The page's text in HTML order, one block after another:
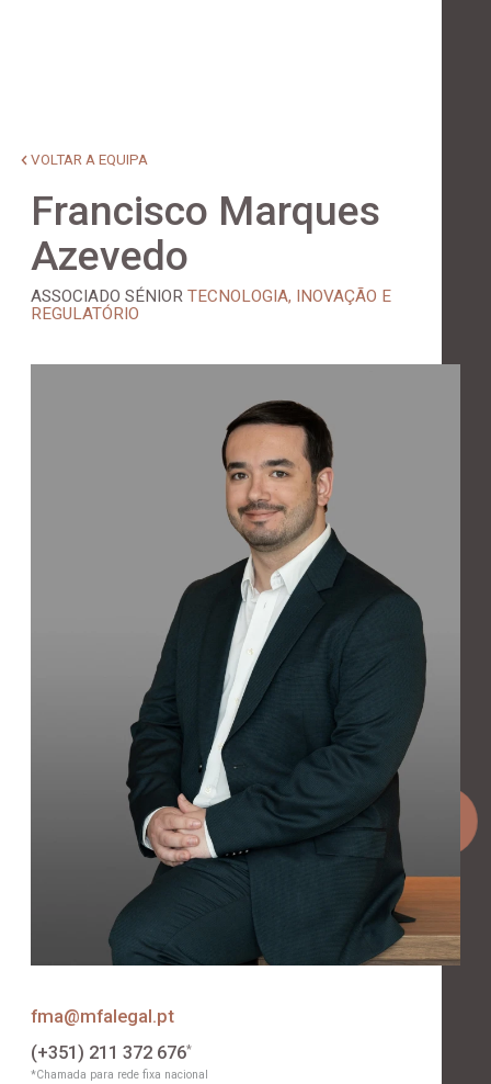
VOLTAR A EQUIPA
Francisco Marques
Azevedo
ASSOCIADO SÉNIORTECNOLOGIA, INOVAÇÃO E
REGULATÓRIO
fma@mfalegal.pt
(+351) 211 372 676*
*Chamada para rede fixa nacional